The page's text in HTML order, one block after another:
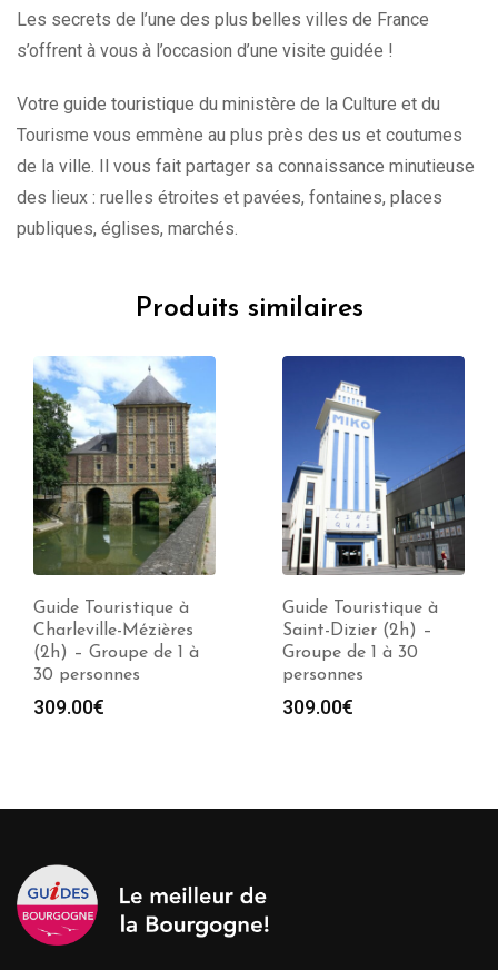
Les secrets de l’une des plus belles villes de France
s’offrent à vous à l’occasion d’une visite guidée !
Votre guide touristique du ministère de la Culture et du
Tourisme vous emmène au plus près des us et coutumes
de la ville. Il vous fait partager sa connaissance minutieuse
des lieux : ruelles étroites et pavées, fontaines, places
publiques, églises, marchés.
Produits similaires
Guide Touristique à
Charleville-Mézières
(2h) – Groupe de 1 à
30 personnes
309.00€
Guide Touristique à
Saint-Dizier (2h) –
Groupe de 1 à 30
personnes
309.00€